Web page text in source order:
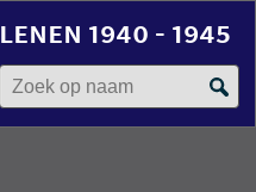
1940 - 1945